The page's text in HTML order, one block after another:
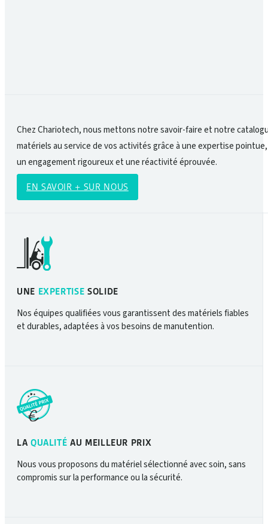
Chez Chariotech, nous mettons notre savoir-faire et notre
matériels au service de vos activités grâce à une expertise pointue,
un engagement rigoureux et une réactivité éprouvée.
EN SAVOIR + SUR NOUS
UNE EXPERTISE SOLIDE
Nos équipes qualifiées vous garantissent des matériels fiables
et durables, adaptées à vos besoins de manutention.
LA QUALITÉ AU MEILLEUR PRIX
Nous vous proposons du matériel sélectionné avec soin, sans
compromis sur la performance ou la sécurité.